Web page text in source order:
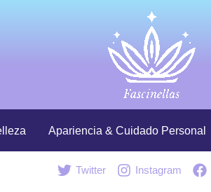
Apariencia & Cuidado Personal
Twitter Instagram